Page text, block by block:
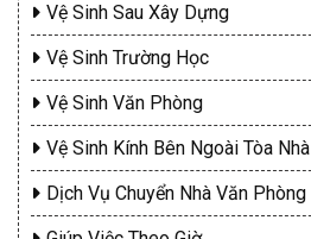
Vệ Sinh Sau Xây Dựng
Vệ Sinh Trường Học
Vệ Sinh Văn Phòng
Vệ Sinh Kính Bên Ngoài Tòa Nhà
Dịch Vụ Chuyển Nhà Văn Phòng